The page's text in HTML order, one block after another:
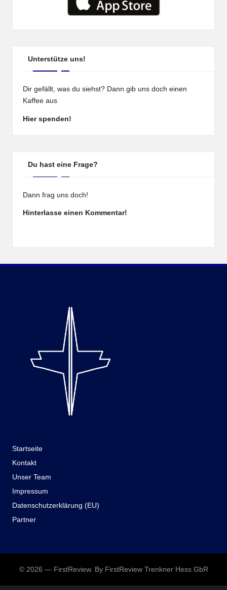
Unterstütze uns!
Dir gefällt, was du siehst? Dann gib uns doch einen
Kaffee aus
Hier spenden!
Du hast eine Frage?
Dann frag uns doch!
Hinterlasse einen Kommentar!
Startseite
Kontakt
Unser Team
Impressum
Datenschutzerklärung (EU)
Partner
© 2026 — FirstReview. By FirstReview Trenkner Hess GbR